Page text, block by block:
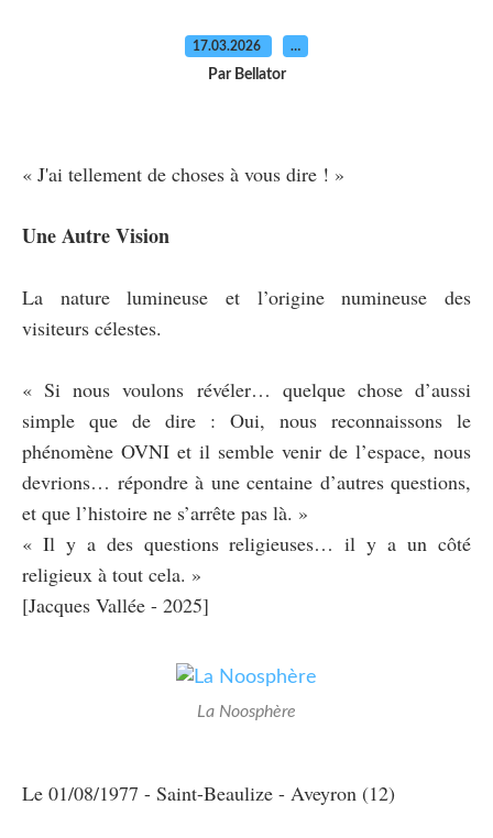
17.03.2026 …
Par Bellator
« J'ai tellement de choses à vous dire ! »
Une Autre Vision
La nature lumineuse et l’origine numineuse des
visiteurs célestes.
« Si nous voulons révéler… quelque chose d’aussi
simple que de dire : Oui, nous reconnaissons le
phénomène OVNI et il semble venir de l’espace, nous
devrions… répondre à une centaine d’autres questions,
et que l’histoire ne s’arrête pas là. »
« Il y a des questions religieuses… il y a un côté
religieux à tout cela. »
[Jacques Vallée - 2025]
La Noosphère
Le 01/08/1977 - Saint-Beaulize - Aveyron (12)